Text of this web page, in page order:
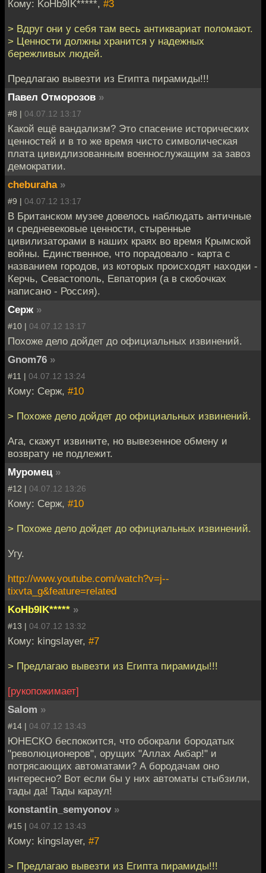
Кому: KoHb9IK*****, #3
> Вдруг они у себя там весь антиквариат поломают.
> Ценности должны хранится у надежных
бережливых людей.
Предлагаю вывезти из Египта пирамиды!!!
Павел Отморозов »
#8 | 04.07.12 13:17
Какой ещё вандализм? Это спасение исторических
ценностей и в то же время чисто символическая
плата цивидлизованным военнослужащим за завоз
демократии.
cheburaha »
#9 | 04.07.12 13:17
В Британском музее довелось наблюдать античные
и средневековые ценности, стыренные
цивилизаторами в наших краях во время Крымской
войны. Единственное, что порадовало - карта с
названием городов, из которых происходят находки -
Керчь, Севастополь, Евпатория (а в скобочках
написано - Россия).
Серж »
#10 | 04.07.12 13:17
Похоже дело дойдет до официальных извинений.
Gnom76 »
#11 | 04.07.12 13:24
Кому: Серж, #10
> Похоже дело дойдет до официальных извинений.
Ага, скажут извините, но вывезенное обмену и
возврату не подлежит.
Муромец »
#12 | 04.07.12 13:26
Кому: Серж, #10
> Похоже дело дойдет до официальных извинений.
Угу.
http://www.youtube.com/watch?v=j--
tixvta_g&feature=related
KoHb9IK***** »
#13 | 04.07.12 13:32
Кому: kingslayer, #7
> Предлагаю вывезти из Египта пирамиды!!!
[рукопожимает]
Salom »
#14 | 04.07.12 13:43
ЮНЕСКО беспокоится, что обокрали бородатых
"революционеров", орущих "Аллах Акбар!" и
потрясающих автоматами? А бородачам оно
интересно? Вот если бы у них автоматы стыбзили,
тады да! Тады караул!
konstantin_semyonov »
#15 | 04.07.12 13:43
Кому: kingslayer, #7
> Предлагаю вывезти из Египта пирамиды!!!